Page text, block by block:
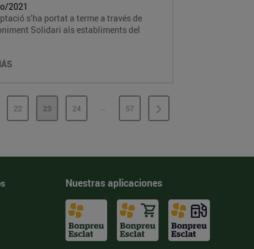
2021
s’ha portat a terme a través de
Solidari als establiments del
INTERMEDIAS
PÁGINA
22 PÁGINA
23 PÁGINA
24 ...PÁGINAS INTERMEDIAS
PÁGINA
57
Nuestras aplicaciones